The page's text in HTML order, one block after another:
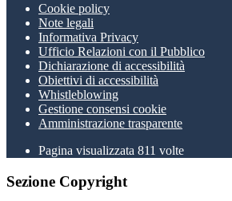
Cookie policy
Note legali
Informativa Privacy
Ufficio Relazioni con il Pubblico
Dichiarazione di accessibilità
Obiettivi di accessibilità
Whistleblowing
Gestione consensi cookie
Amministrazione trasparente
Pagina visualizzata 811 volte
Sezione Copyright